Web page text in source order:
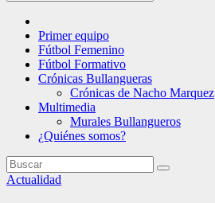
Primer equipo
Fútbol Femenino
Fútbol Formativo
Crónicas Bullangueras
Crónicas de Nacho Marquez
Multimedia
Murales Bullangueros
¿Quiénes somos?
Actualidad